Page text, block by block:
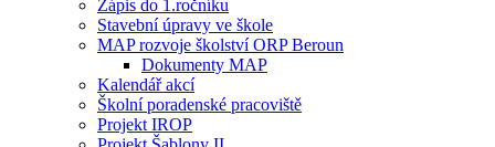
Zápis do 1.ročníku
Stavební úpravy ve škole
MAP rozvoje školství ORP Beroun
Dokumenty MAP
Kalendář akcí
Školní poradenské pracoviště
Projekt IROP